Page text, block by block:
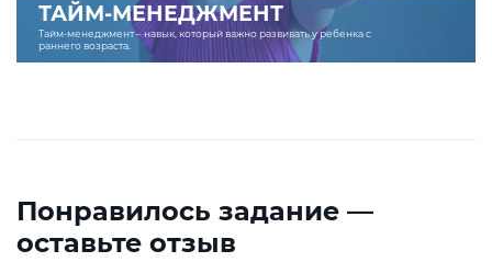
ТАЙМ-МЕНЕДЖМЕНТ
Тайм-менеджмент – навык, который важно развивать у ребенка с
раннего возраста.
Понравилось задание —
оставьте отзыв